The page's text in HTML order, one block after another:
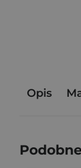
Opis